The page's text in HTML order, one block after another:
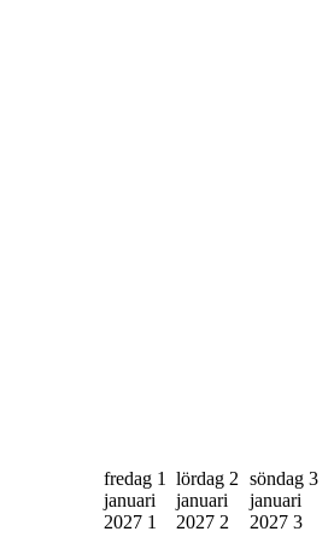
fredag 1
januari
2027 1
lördag 2
januari
2027 2
söndag 3
januari
2027 3